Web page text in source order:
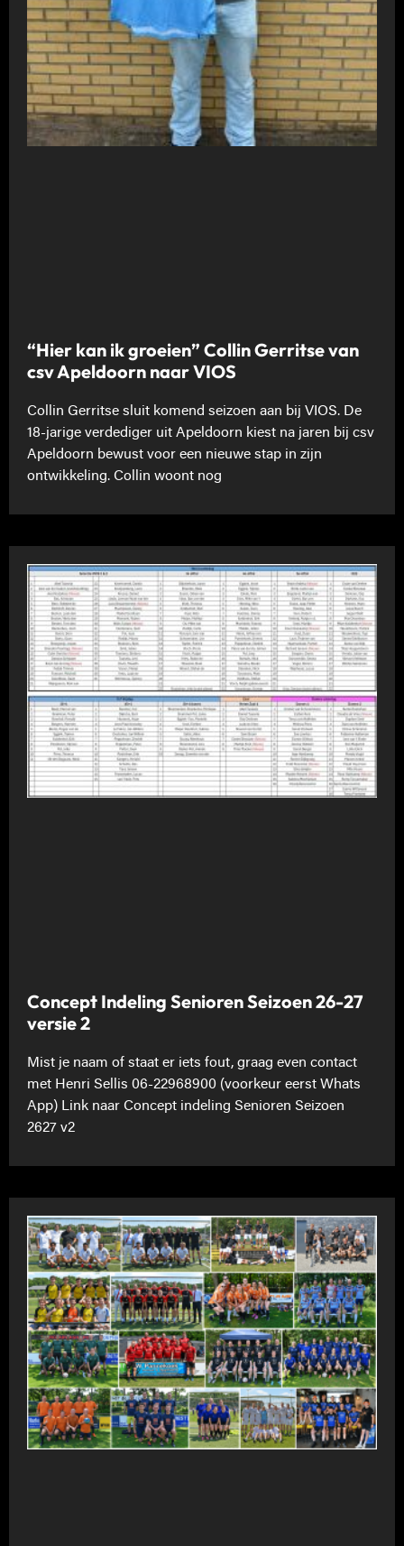
“Hier kan ik groeien” Collin Gerritse van
csv Apeldoorn naar VIOS
Collin Gerritse sluit komend seizoen aan bij VIOS. De
18-jarige verdediger uit Apeldoorn kiest na jaren bij csv
Apeldoorn bewust voor een nieuwe stap in zijn
ontwikkeling. Collin woont nog
Concept Indeling Senioren Seizoen 26-27
versie 2
Mist je naam of staat er iets fout, graag even contact
met Henri Sellis 06-22968900 (voorkeur eerst Whats
App) Link naar Concept indeling Senioren Seizoen
2627 v2